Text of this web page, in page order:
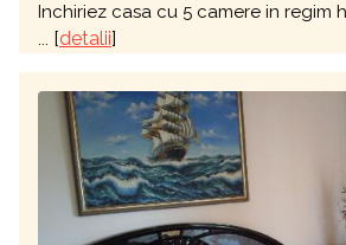
Inchiriez casa cu 5 camere in regim
... [detalii]